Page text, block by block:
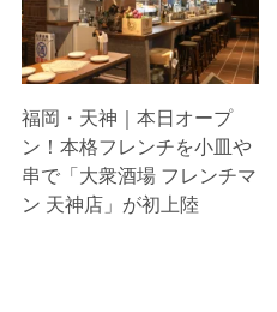
福岡・天神｜本日オープ
ン！本格フレンチを小皿や
串で「大衆酒場 フレンチマ
ン 天神店」が初上陸